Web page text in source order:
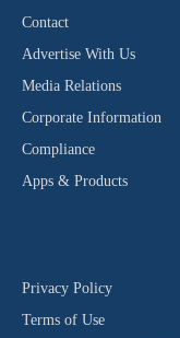
Contact
Advertise With Us
Media Relations
Corporate Information
Compliance
Apps & Products
Privacy Policy
Terms of Use